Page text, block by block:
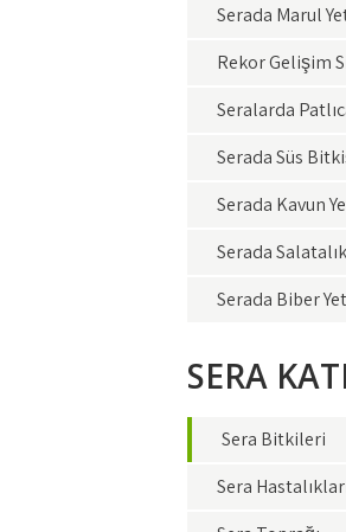
Serada Marul
Rekor Gelişim
Seralarda
Serada Süs
Serada Kavun
Serada
Serada Biber
SERA
Sera Bitkileri
Sera